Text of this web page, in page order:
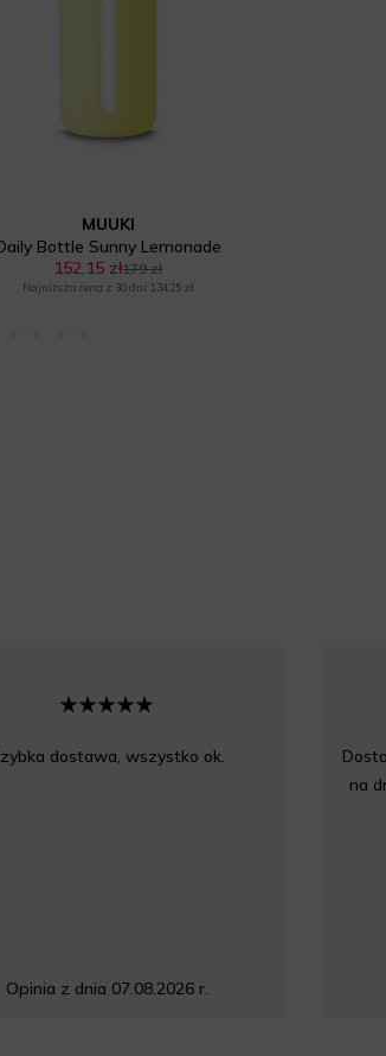
MUUKI
Bottle Sunny Lemonade
152,15 zł179 zł
Najniższa cena z 30 dni: 134,25 zł
dostawa, wszystko ok.
Opinia z dnia 07.08.2026 r.
na